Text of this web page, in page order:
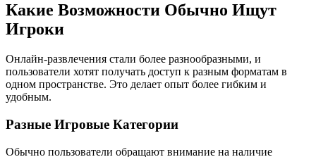
Какие Возможности Обычно Ищут
Игроки
Онлайн-развлечения стали более разнообразными, и
пользователи хотят получать доступ к разным форматам в
одном пространстве. Это делает опыт более гибким и
удобным.
Разные Игровые Категории
Обычно пользователи обращают внимание на наличие